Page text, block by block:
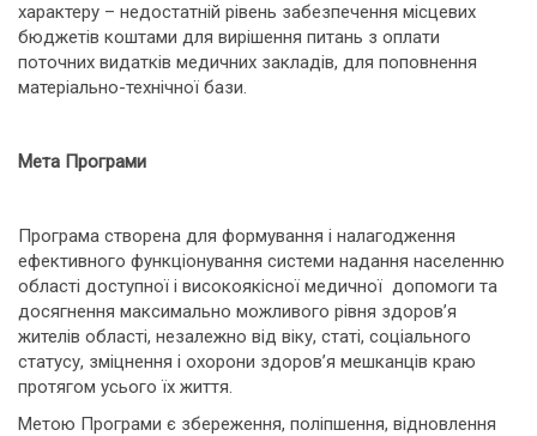
характеру – недостатній рівень забезпечення місцевих
бюджетів коштами для вирішення питань з оплати
поточних видатків медичних закладів, для поповнення
матеріально-технічної бази.
Мета Програми
Програма створена для формування і налагодження
ефективного функціонування системи надання населенню
області доступної і високоякісної медичної допомоги та
досягнення максимально можливого рівня здоров’я
жителів області, незалежно від віку, статі, соціального
статусу, зміцнення і охорони здоров’я мешканців краю
протягом усього їх життя.
Метою Програми є збереження, поліпшення, відновлення